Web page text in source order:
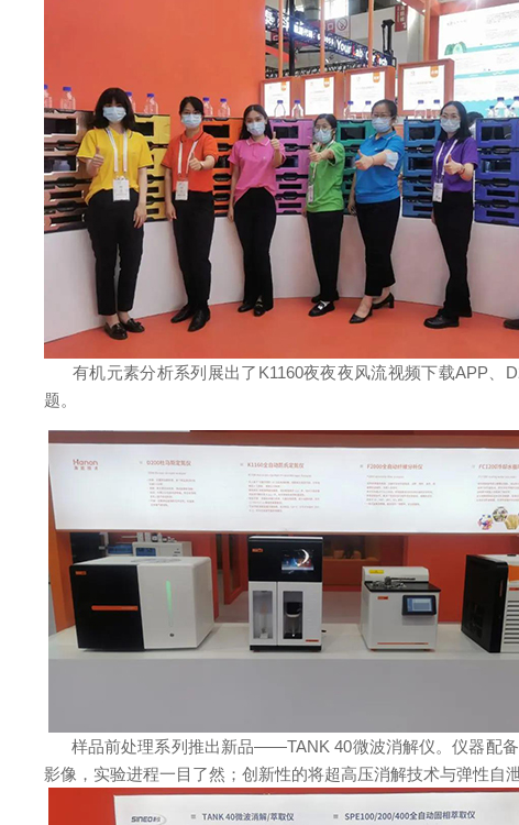
有机元素分析系列展出了K1160夜夜夜风流视频下载APP、
题。
样品前处理系列推出新品——TANK 40微波消解仪。仪器配
影像，实验进程一目了然；创新性的将超高压消解技术与弹性自